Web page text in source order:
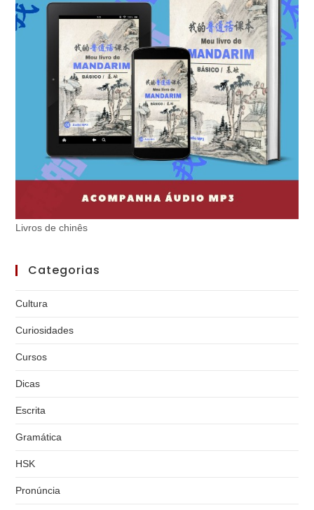
Livros de chinês
Categorias
Cultura
Curiosidades
Cursos
Dicas
Escrita
Gramática
HSK
Pronúncia